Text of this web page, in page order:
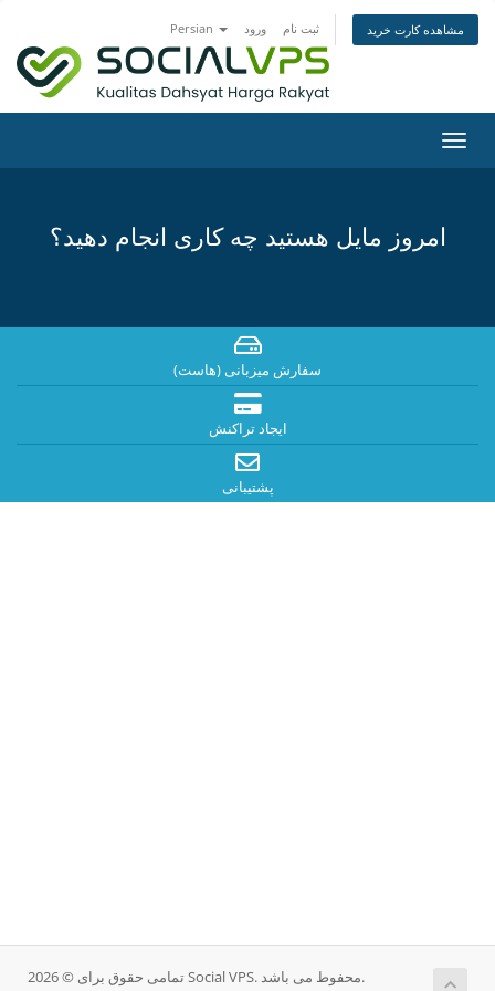
Persian ورود ثبت نام مشاهده کارت خرید
تغییر
امروز مایل هستید چه کاری انجام دهید؟
سفارش میزبانی (هاست)
ایجاد تراکنش
پشتیبانی
تمامی حقوق برای © 2026 Social VPS. محفوط می باشد.